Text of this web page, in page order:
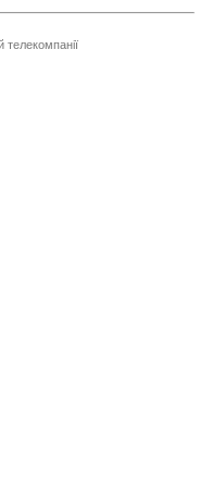
телекомпанії